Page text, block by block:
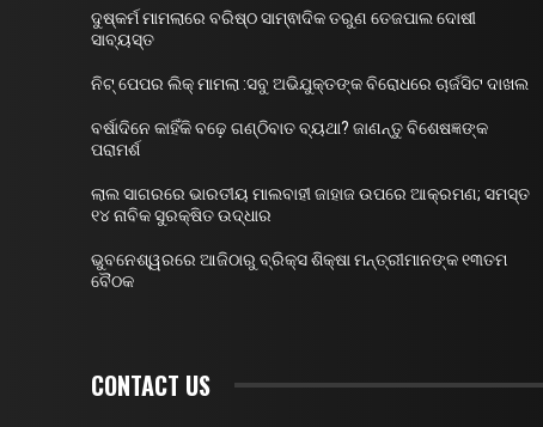
ଦୁଷ୍କର୍ମ ମାମଲାରେ ବରିଷ୍ଠ ସାମ୍ଵାଦିକ ତରୁଣ ତେଜପାଲ ଦୋଷୀ
ସାବ୍ୟସ୍ତ
ନିଟ୍ ପେପର ଲିକ୍ ମାମଲା :ସବୁ ଅଭିଯୁକ୍ତଙ୍କ ବିରୋଧରେ ଚାର୍ଜସିଟ ଦାଖଲ
ବର୍ଷାଦିନେ କାହିଁକି ବଢ଼େ ଗଣ୍ଠିବାତ ବ୍ୟଥା? ଜାଣନ୍ତୁ ବିଶେଷଜ୍ଞଙ୍କ
ପରାମର୍ଶ
ଲାଲ ସାଗରରେ ଭାରତୀୟ ମାଲବାହୀ ଜାହାଜ ଉପରେ ଆକ୍ରମଣ; ସମସ୍ତ
୧୪ ନାବିକ ସୁରକ୍ଷିତ ଉଦ୍ଧାର
ଭୁବନେଶ୍ୱରରେ ଆଜିଠାରୁ ବ୍ରିକ୍ସ ଶିକ୍ଷା ମନ୍ତ୍ରୀମାନଙ୍କ ୧୩ତମ
ବୈଠକ
CONTACT US